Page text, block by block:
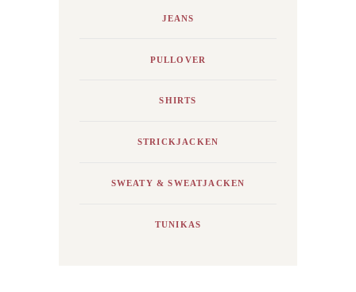
JEANS
PULLOVER
SHIRTS
STRICKJACKEN
SWEATY & SWEATJACKEN
TUNIKAS